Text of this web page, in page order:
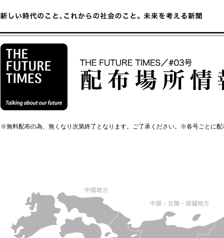
※無料配布の為、無くなり次第終了となります。ご了承ください。※各号ごとに